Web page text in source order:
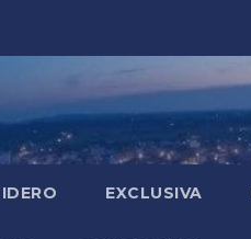
EXCLUSIVA